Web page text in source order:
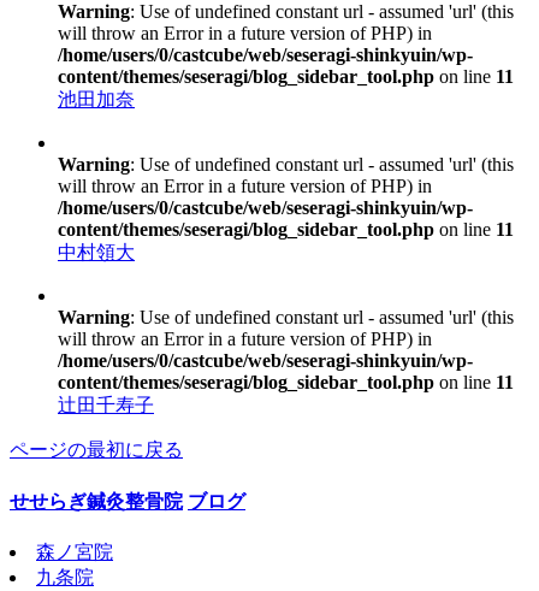
Warning: Use of undefined constant url - assumed 'url' (this
will throw an Error in a future version of PHP) in
/home/users/0/castcube/web/seseragi-shinkyuin/wp-
content/themes/seseragi/blog_sidebar_tool.php on line 11
池田加奈
Warning: Use of undefined constant url - assumed 'url' (this
will throw an Error in a future version of PHP) in
/home/users/0/castcube/web/seseragi-shinkyuin/wp-
content/themes/seseragi/blog_sidebar_tool.php on line 11
中村領大
Warning: Use of undefined constant url - assumed 'url' (this
will throw an Error in a future version of PHP) in
/home/users/0/castcube/web/seseragi-shinkyuin/wp-
content/themes/seseragi/blog_sidebar_tool.php on line 11
辻田千寿子
ページの最初に戻る
せせらぎ鍼灸整骨院 ブログ
森ノ宮院
九条院